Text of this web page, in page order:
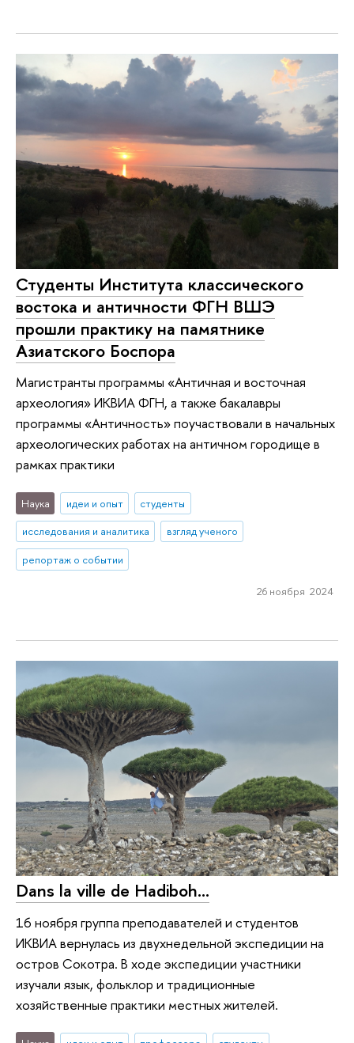
Студенты Института классического
востока и античности ФГН ВШЭ
прошли практику на памятнике
Азиатского Боспора
Магистранты программы «Античная и восточная
археология» ИКВИА ФГН, а также бакалавры
программы «Античность» поучаствовали в начальных
археологических работах на античном городище в
рамках практики
Наука идеи и опыт
студенты
исследования и аналитика
взгляд ученого
репортаж о событии
26 ноября 2024
Dans la ville de Hadiboh...
16 ноября группа преподавателей и студентов
ИКВИА вернулась из двухнедельной экспедиции на
остров Сокотра. В ходе экспедиции участники
изучали язык, фольклор и традиционные
хозяйственные практики местных жителей.